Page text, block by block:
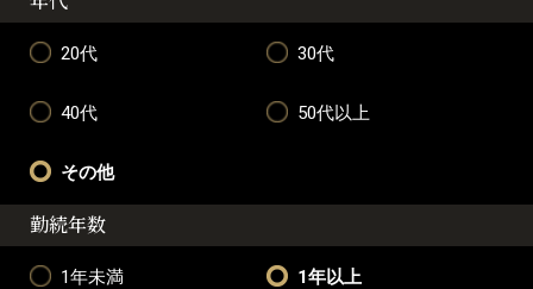
20代 30代
40代 50代以上
その他
勤続年数
1年未満 1年以上